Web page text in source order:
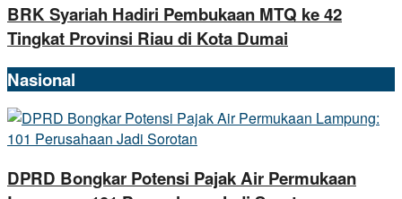
BRK Syariah Hadiri Pembukaan MTQ ke 42
Tingkat Provinsi Riau di Kota Dumai
Nasional
DPRD Bongkar Potensi Pajak Air Permukaan